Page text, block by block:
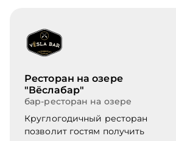
Ресторан на озере
"Вёслабар"
бар-ресторан на озере
Круглогодичный ресторан
позволит гостям получить